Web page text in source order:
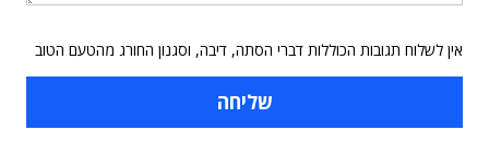
אין לשלוח תגובות הכוללות דברי הסתה, דיבה, וסגנון החורג מהטעם הטוב